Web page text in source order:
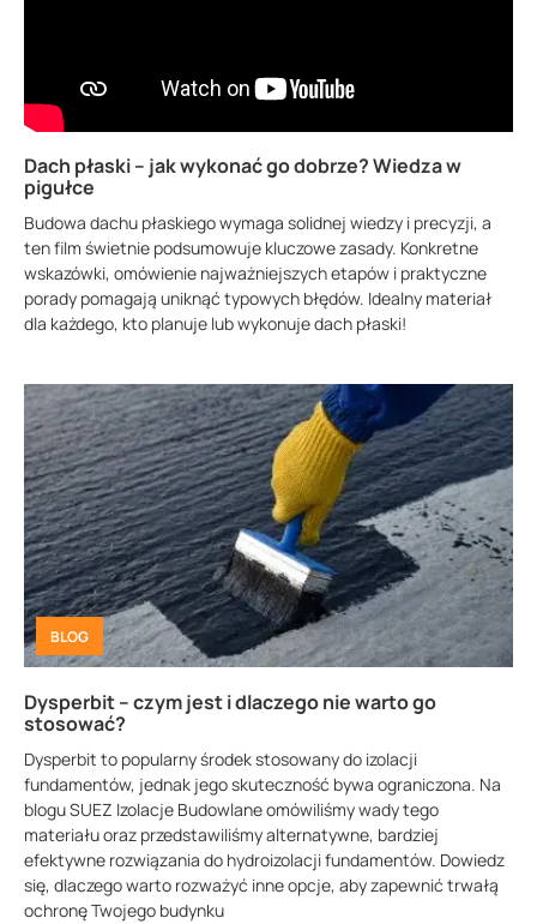
Dach płaski – jak wykonać go dobrze? Wiedza w
pigułce
Budowa dachu płaskiego wymaga solidnej wiedzy i precyzji, a
ten film świetnie podsumowuje kluczowe zasady. Konkretne
wskazówki, omówienie najważniejszych etapów i praktyczne
porady pomagają uniknąć typowych błędów. Idealny materiał
dla każdego, kto planuje lub wykonuje dach płaski!
BLOG
Dysperbit – czym jest i dlaczego nie warto go
stosować?
Dysperbit to popularny środek stosowany do izolacji
fundamentów, jednak jego skuteczność bywa ograniczona. Na
blogu SUEZ Izolacje Budowlane omówiliśmy wady tego
materiału oraz przedstawiliśmy alternatywne, bardziej
efektywne rozwiązania do hydroizolacji fundamentów. Dowiedz
się, dlaczego warto rozważyć inne opcje, aby zapewnić trwałą
ochronę Twojego budynku